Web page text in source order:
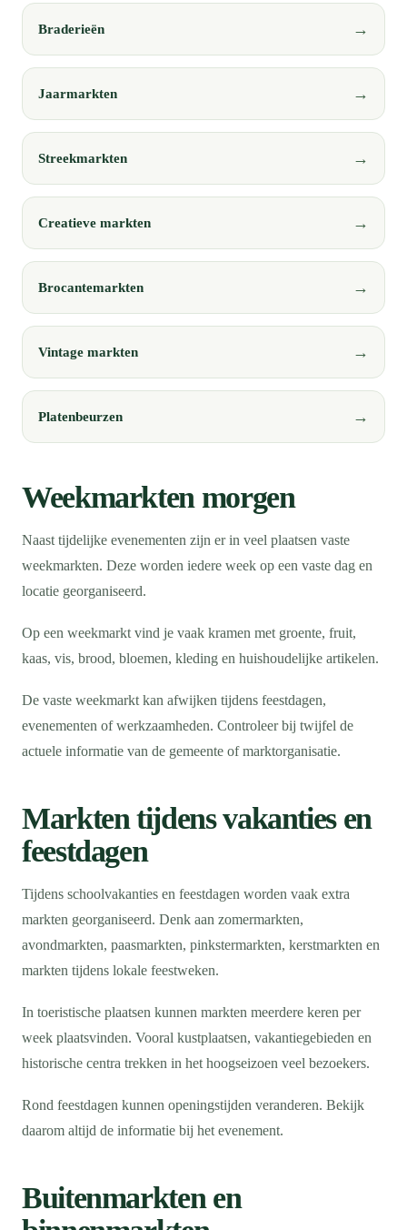
Braderieën
Jaarmarkten
Streekmarkten
Creatieve markten
Brocantemarkten
Vintage markten
Platenbeurzen
Weekmarkten morgen
Naast tijdelijke evenementen zijn er in veel plaatsen vaste
weekmarkten. Deze worden iedere week op een vaste dag en
locatie georganiseerd.
Op een weekmarkt vind je vaak kramen met groente, fruit,
kaas, vis, brood, bloemen, kleding en huishoudelijke artikelen.
De vaste weekmarkt kan afwijken tijdens feestdagen,
evenementen of werkzaamheden. Controleer bij twijfel de
actuele informatie van de gemeente of marktorganisatie.
Markten tijdens vakanties en
feestdagen
Tijdens schoolvakanties en feestdagen worden vaak extra
markten georganiseerd. Denk aan zomermarkten,
avondmarkten, paasmarkten, pinkstermarkten, kerstmarkten en
markten tijdens lokale feestweken.
In toeristische plaatsen kunnen markten meerdere keren per
week plaatsvinden. Vooral kustplaatsen, vakantiegebieden en
historische centra trekken in het hoogseizoen veel bezoekers.
Rond feestdagen kunnen openingstijden veranderen. Bekijk
daarom altijd de informatie bij het evenement.
Buitenmarkten en